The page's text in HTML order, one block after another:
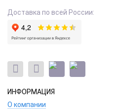
Доставка по всей России:
ИНФОРМАЦИЯ
О компании